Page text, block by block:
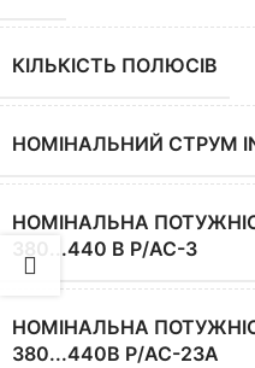
КІЛЬКІСТЬ ПОЛЮСІВ
НОМІНАЛЬНИЙ СТРУМ
НОМІНАЛЬНА
380...440 В P/AC-3
НОМІНАЛЬНА
380...440В P/AC-23A